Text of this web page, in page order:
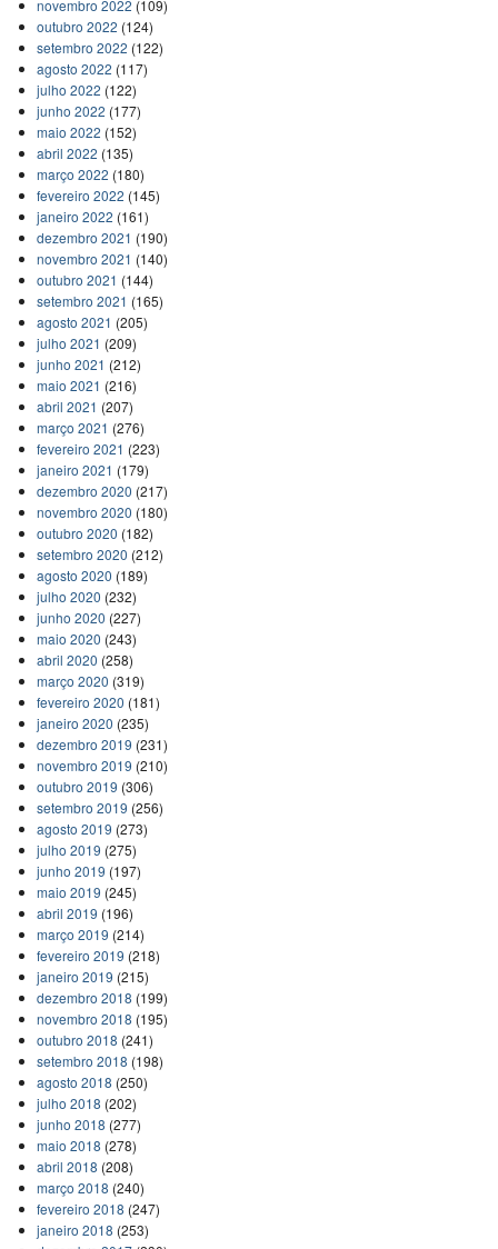
novembro 2022 (109)
outubro 2022 (124)
setembro 2022 (122)
agosto 2022 (117)
julho 2022 (122)
junho 2022 (177)
maio 2022 (152)
abril 2022 (135)
março 2022 (180)
fevereiro 2022 (145)
janeiro 2022 (161)
dezembro 2021 (190)
novembro 2021 (140)
outubro 2021 (144)
setembro 2021 (165)
agosto 2021 (205)
julho 2021 (209)
junho 2021 (212)
maio 2021 (216)
abril 2021 (207)
março 2021 (276)
fevereiro 2021 (223)
janeiro 2021 (179)
dezembro 2020 (217)
novembro 2020 (180)
outubro 2020 (182)
setembro 2020 (212)
agosto 2020 (189)
julho 2020 (232)
junho 2020 (227)
maio 2020 (243)
abril 2020 (258)
março 2020 (319)
fevereiro 2020 (181)
janeiro 2020 (235)
dezembro 2019 (231)
novembro 2019 (210)
outubro 2019 (306)
setembro 2019 (256)
agosto 2019 (273)
julho 2019 (275)
junho 2019 (197)
maio 2019 (245)
abril 2019 (196)
março 2019 (214)
fevereiro 2019 (218)
janeiro 2019 (215)
dezembro 2018 (199)
novembro 2018 (195)
outubro 2018 (241)
setembro 2018 (198)
agosto 2018 (250)
julho 2018 (202)
junho 2018 (277)
maio 2018 (278)
abril 2018 (208)
março 2018 (240)
fevereiro 2018 (247)
janeiro 2018 (253)